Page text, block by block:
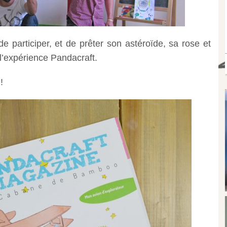
participer, et de prêter son astéroïde, sa rose et
Pandacraft.